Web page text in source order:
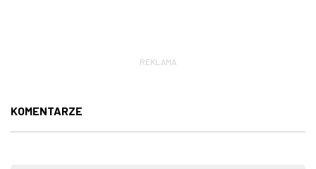
REKLAMA
KOMENTARZE